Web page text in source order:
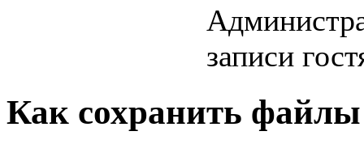
записи
Как сохранить